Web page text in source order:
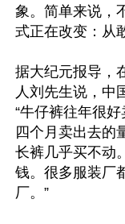
象。简单来说，
式正在改变：从
据大纪元报导，
人刘先生说，中
“牛仔裤往年很
四个月卖出去的
长裤几乎买不动
钱。很多服装厂
厂。”